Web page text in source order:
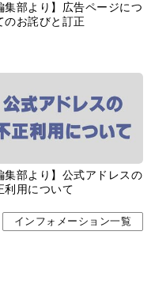
集部より】広告ページにつ
のお詫びと訂正
集部より】公式アドレスの
利用について
インフォメーション一覧